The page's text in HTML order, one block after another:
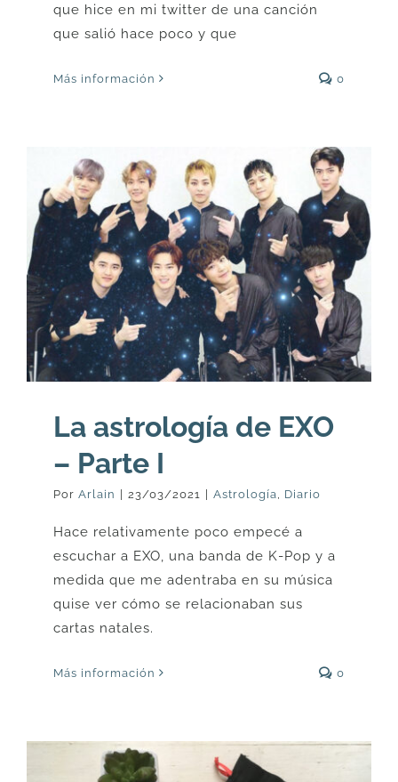
que hice en mi twitter de una canción
que salió hace poco y que
Más información 0
La astrología de EXO
– Parte I
Por Arlain 23/03/2021 Astrología Diario
Hace relativamente poco empecé a
escuchar a EXO, una banda de K-Pop y a
medida que me adentraba en su música
quise ver cómo se relacionaban sus
cartas natales.
Más información 0